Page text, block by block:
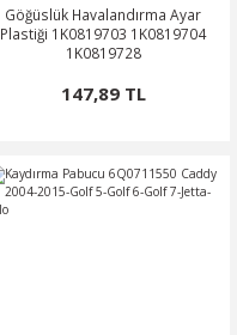
Göğüslük Havalandırma Ayar
Plastiği 1K0819703 1K0819704
1K0819728
147,89 TL